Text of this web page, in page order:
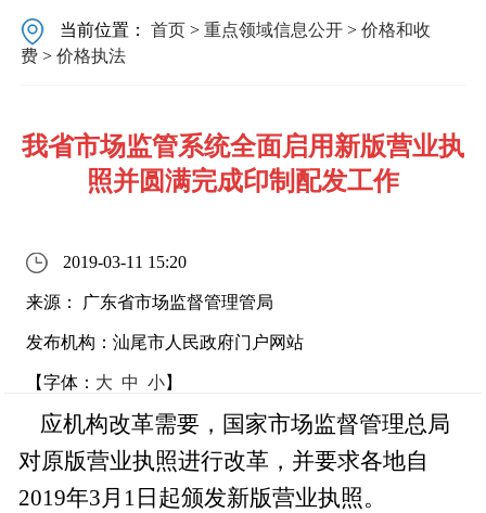
当前位置：首页 >重点领域信息公开 >价格和收
费 >价格执法
我省市场监管系统全面启用新版营业执
照并圆满完成印制配发工作
2019-03-11 15:20
来源： 广东省市场监督管理管局
发布机构：汕尾市人民政府门户网站
【字体： 大 中 小】
应机构改革需要，国家市场监督管理总局
对原版营业执照进行改革，并要求各地自
2019年3月1日起颁发新版营业执照。